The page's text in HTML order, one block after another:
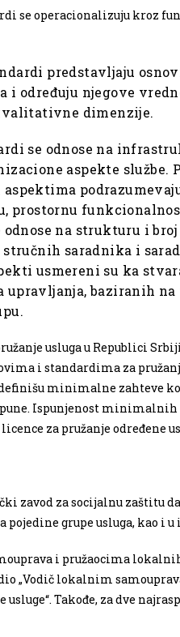
se operacionalizuju kroz
predstavljaju
i određuju njegove
dimenzije.
se odnose na
aspekte službe.
prostornu
na strukturu i
saradnika i
usmereni su ka
upravljanja, baziranih
usluga u Republici
i standardima za
definišu minimalne zahteve
Ispunjenost minimalnih
za pružanje određene
zavod za socijalnu
pojedine grupe usluga, kao i
i pružaocima
„Vodič lokalnim
usluge“. Takođe, za dve